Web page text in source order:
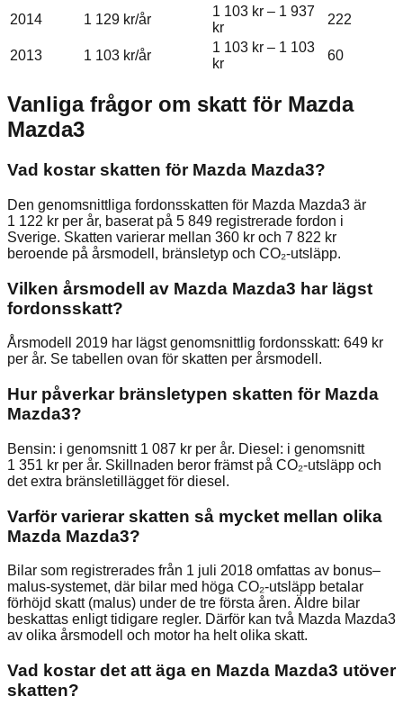
2014
1 129 kr/år
1 103 kr – 1 937
kr
222
2013 1 103 kr/år
1 103 kr – 1 103
kr
60
Vanliga frågor om skatt för Mazda
Mazda3
Vad kostar skatten för Mazda Mazda3?
Den genomsnittliga fordonsskatten för Mazda Mazda3 är
1 122 kr per år, baserat på 5 849 registrerade fordon i
Sverige. Skatten varierar mellan 360 kr och 7 822 kr
beroende på årsmodell, bränsletyp och CO₂-utsläpp.
Vilken årsmodell av Mazda Mazda3 har lägst
fordonsskatt?
Årsmodell 2019 har lägst genomsnittlig fordonsskatt: 649 kr
per år. Se tabellen ovan för skatten per årsmodell.
Hur påverkar bränsletypen skatten för Mazda
Mazda3?
Bensin: i genomsnitt 1 087 kr per år. Diesel: i genomsnitt
1 351 kr per år. Skillnaden beror främst på CO₂-utsläpp och
det extra bränsletillägget för diesel.
Varför varierar skatten så mycket mellan olika
Mazda Mazda3?
Bilar som registrerades från 1 juli 2018 omfattas av bonus–
malus-systemet, där bilar med höga CO₂-utsläpp betalar
förhöjd skatt (malus) under de tre första åren. Äldre bilar
beskattas enligt tidigare regler. Därför kan två Mazda Mazda3
av olika årsmodell och motor ha helt olika skatt.
Vad kostar det att äga en Mazda Mazda3 utöver
skatten?